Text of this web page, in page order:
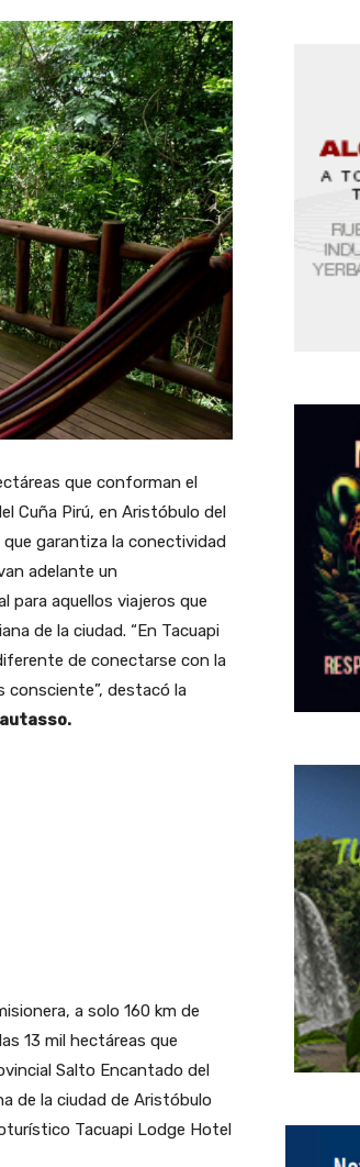
que conforman el
Cuña Pirú, en Aristóbulo del
que garantiza la conectividad
adelante un
para aquellos viajeros que
de la ciudad. “En Tacuapi
de conectarse con la
consciente”, destacó la
a solo 160 km de
13 mil hectáreas que
Salto Encantado del
de la ciudad de Aristóbulo
Tacuapi Lodge Hotel